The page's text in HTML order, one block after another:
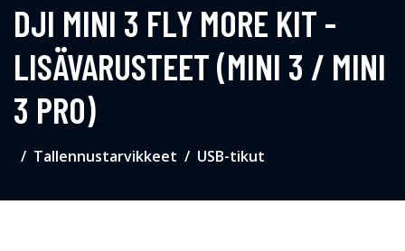
DJI MINI 3 FLY MORE KIT -
LISÄVARUSTEET (MINI 3 / MINI
3 PRO)
Tallennustarvikkeet USB-tikut